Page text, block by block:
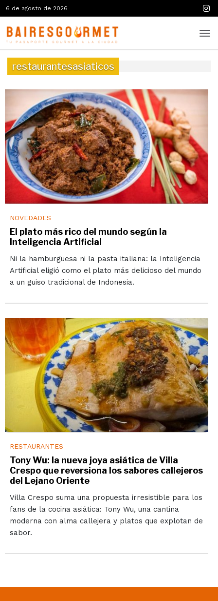
6 de agosto de 2026
restaurantesasiaticos
NOVEDADES
El plato más rico del mundo según la
Inteligencia Artificial
Ni la hamburguesa ni la pasta italiana: la Inteligencia
Artificial eligió como el plato más delicioso del mundo
a un guiso tradicional de Indonesia.
RESTAURANTES
Tony Wu: la nueva joya asiática de Villa
Crespo que reversiona los sabores callejeros
del Lejano Oriente
Villa Crespo suma una propuesta irresistible para los
fans de la cocina asiática: Tony Wu, una cantina
moderna con alma callejera y platos que explotan de
sabor.